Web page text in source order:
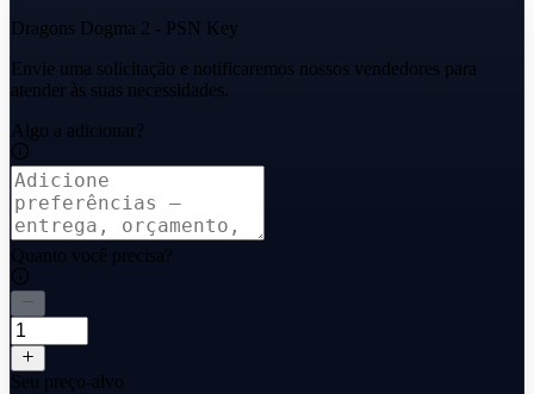
Dragons Dogma 2 - PSN Key
Envie uma solicitação e notificaremos nossos vendedores para
atender às suas necessidades.
Algo a adicionar?
Quanto você precisa?
Seu preço-alvo